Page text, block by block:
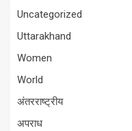
Uncategorized
Uttarakhand
Women
World
अंतरराष्ट्रीय
अपराध